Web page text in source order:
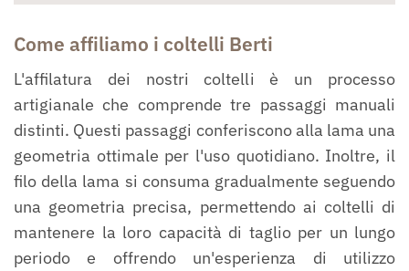
Come affiliamo i coltelli Berti
L'affilatura dei nostri coltelli è un processo
artigianale che comprende tre passaggi manuali
distinti. Questi passaggi conferiscono alla lama una
geometria ottimale per l'uso quotidiano. Inoltre, il
filo della lama si consuma gradualmente seguendo
una geometria precisa, permettendo ai coltelli di
mantenere la loro capacità di taglio per un lungo
periodo e offrendo un'esperienza di utilizzo